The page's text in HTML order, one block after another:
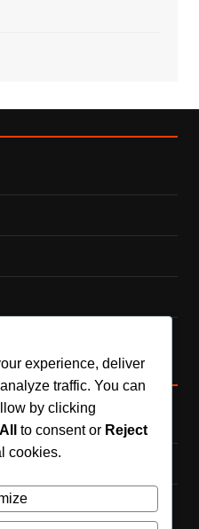
experience, deliver
traffic. You can
by clicking
to consent or Reject
cookies.